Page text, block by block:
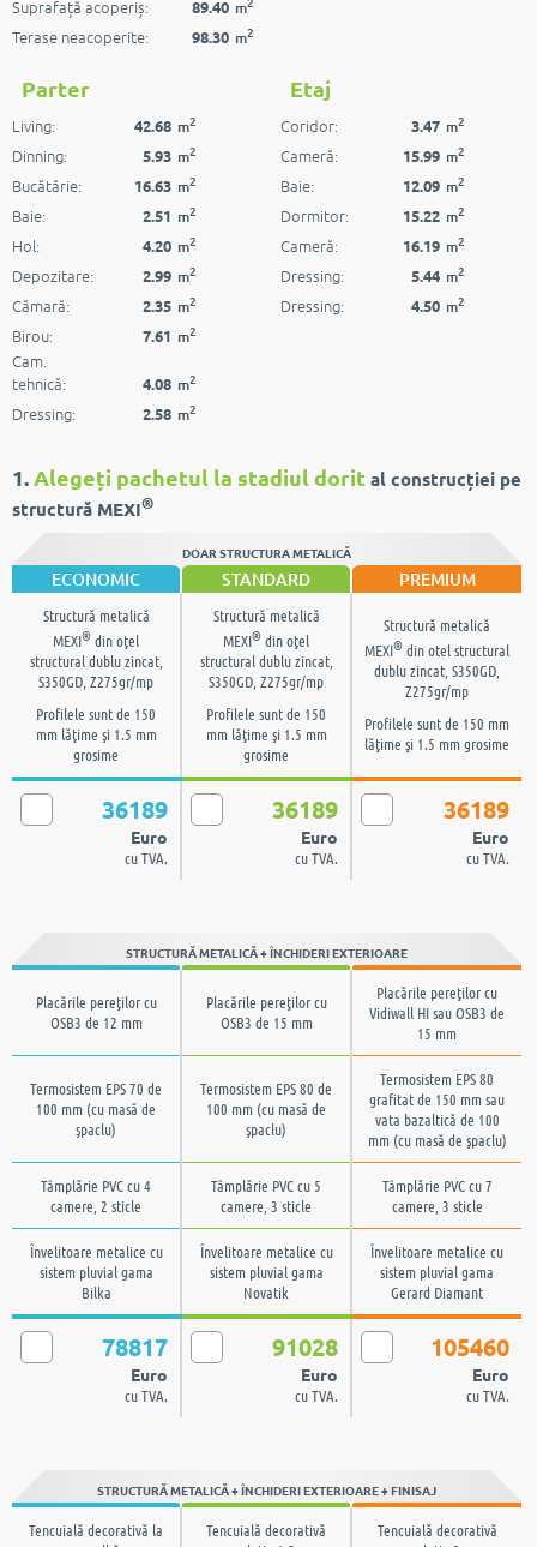
Suprafață acoperiș: 89.40 m2
Terase neacoperite: 98.30 m2
Parter
Living: 42.68 m2
Dinning: 5.93 m2
Bucătărie: 16.63 m2
Baie: 2.51 m2
Hol: 4.20 m2
Depozitare: 2.99 m2
Cămară: 2.35 m2
Birou: 7.61 m2
Cam.
tehnică:
4.08 m2
Dressing: 2.58 m2
Etaj
Coridor: 3.47 m2
Cameră: 15.99 m2
Baie: 12.09 m2
Dormitor: 15.22 m2
Cameră: 16.19 m2
Dressing: 5.44 m2
Dressing: 4.50 m2
1.Alegeți pachetul la stadiul dorit al construcției pe
structură MEXI®
DOAR STRUCTURA METALICĂ
ECONOMIC STANDARD PREMIUM
Structură metalică
MEXI® din oţel
structural dublu zincat,
S350GD, Z275gr/mp
Profilele sunt de 150
mm lăţime şi 1.5 mm
grosime
Structură metalică
MEXI® din oţel
structural dublu zincat,
S350GD, Z275gr/mp
Profilele sunt de 150
mm lăţime şi 1.5 mm
grosime
Structură metalică
MEXI® din otel structural
dublu zincat, S350GD,
Z275gr/mp
Profilele sunt de 150 mm
lăţime şi 1.5 mm grosime
36189
Euro
cu TVA.
36189
Euro
cu TVA.
36189
Euro
cu TVA.
STRUCTURĂ METALICĂ + ÎNCHIDERI EXTERIOARE
Placările pereţilor cu
OSB3 de 12 mm
Placările pereţilor cu
OSB3 de 15 mm
Placările pereţilor cu
Vidiwall HI sau OSB3 de
15 mm
Termosistem EPS 70 de
100 mm (cu masă de
şpaclu)
Termosistem EPS 80 de
100 mm (cu masă de
şpaclu)
Termosistem EPS 80
grafitat de 150 mm sau
vata bazaltică de 100
mm (cu masă de şpaclu)
Tâmplărie PVC cu 4
camere, 2 sticle
Tâmplărie PVC cu 5
camere, 3 sticle
Tâmplărie PVC cu 7
camere, 3 sticle
Învelitoare metalice cu
sistem pluvial gama
Bilka
Învelitoare metalice cu
sistem pluvial gama
Novatik
Învelitoare metalice cu
sistem pluvial gama
Gerard Diamant
78817
Euro
cu TVA.
91028
Euro
cu TVA.
105460
Euro
cu TVA.
STRUCTURĂ METALICĂ + ÎNCHIDERI EXTERIOARE + FINISAJ
Tencuială decorativă la Tencuială decorativă Tencuială decorativă